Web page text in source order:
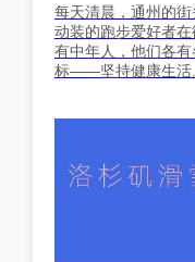
每天清晨，通州的
动装的跑步爱好者
有中年人，他们各
标——坚持健康生活